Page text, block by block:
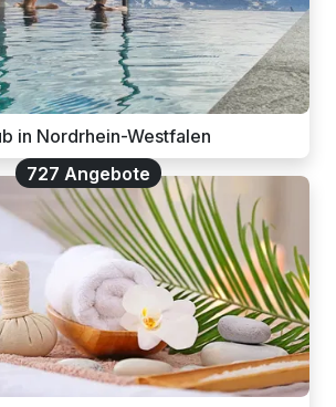
in Nordrhein-Westfalen
727 Angebote